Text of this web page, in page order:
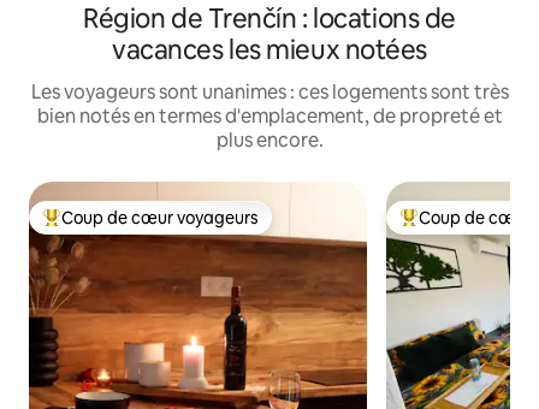
Région de Trenčín : locations de
vacances les mieux notées
Les voyageurs sont unanimes : ces logements sont très
bien notés en termes d'emplacement, de propreté et
plus encore.
Coups de cœur voyageurs les plus appréciés
Coup de cœur voyageurs Coups de cœur
Coup de cœur